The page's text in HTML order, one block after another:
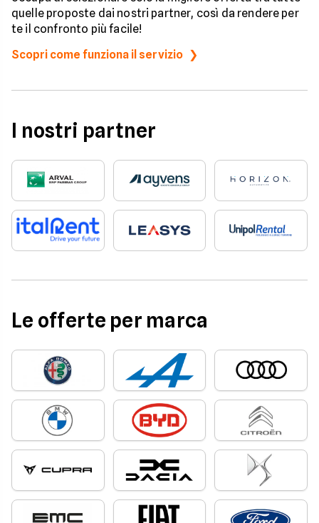
quelle proposte dai nostri partner, così da rendere per
te il confronto più facile!
Scopri come funziona il servizio
I nostri partner
Le offerte per marca